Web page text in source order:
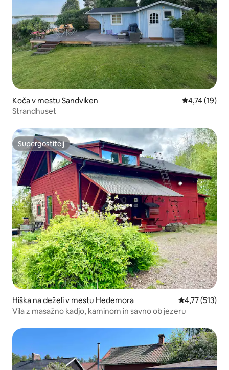
Koča v mestu Sandviken Povprečna
4,74 (19)
Strandhuset
Supergostitelj
Supergostitelj
Hiška na deželi v mestu Hedemora Povprečna
4,77 (513)
Vila z masažno kadjo, kaminom in savno ob jezeru